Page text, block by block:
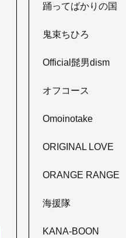
踊ってばかりの国
鬼束ちひろ
Official髭男dism
オフコース
Omoinotake
ORIGINAL LOVE
ORANGE RANGE
海援隊
KANA-BOON